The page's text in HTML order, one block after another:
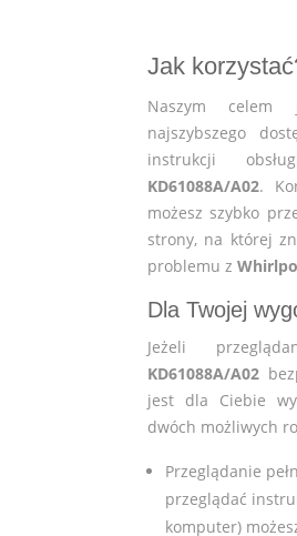
Jak
Naszym
najszybszego
instrukcji
KD61088A/A02.
możesz szybko
strony, na której
problemu z
Dla Twojej
Jeżeli
KD61088A/A02
jest dla Ciebie
dwóch możliwych
Przeglądanie
przeglądać
komputer)